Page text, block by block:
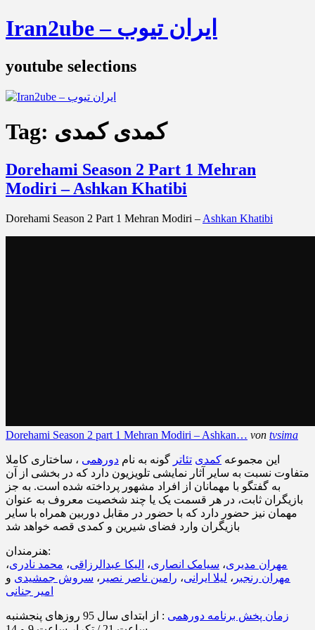
Iran2ube – ایران تیوب
youtube selections
Tag: کمدی کمدی
Dorehami Season 2 Part 1 Mehran
Modiri – Ashkan Khatibi
Dorehami Season 2 Part 1 Mehran Modiri – Ashkan Khatibi
Dorehami Season 2 part 1 Mehran Modiri – Ashkan… von tvsima
این مجموعه کمدی تئاتر گونه به نام دورهمی ، ساختاری کاملا
متفاوت نسبت به سایر آثار نمایشی تلویزیون دارد که در بخشی از آن
به گفتگو با مهمانان از افراد مشهور پرداخته شده است. به جز
بازیگران ثابت، در هر قسمت یک یا چند شخصیت معروف به عنوان
مهمان نیز حضور دارد که با حضور در مقابل دوربین همراه با سایر
بازیگران وارد فضای شیرین و کمدی قصه خواهد شد
هنرمندان:
مهران مدیری، سیامک انصاری، الیکا عبدالرزاقی، محمد نادری،
مهران رنجبر ، لیلا ایرانی، رامین ناصر نصیر ، سروش جمشیدی و
امیر جنانی
زمان پخش برنامه دورهمی
: از ابتدای سال 95 روزهای پنجشنبه